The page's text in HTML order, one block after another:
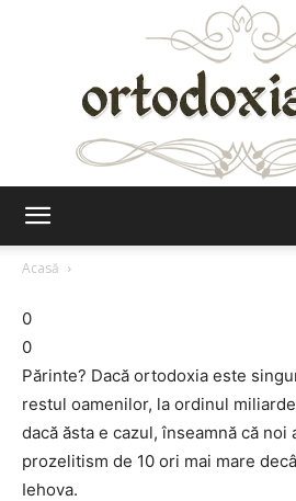
Acasă
0
0
Părinte? Dacă ortodoxia este
restul oamenilor, la ordinul
dacă ăsta e cazul, înseamnă că noi
prozelitism de 10 ori mai mare
Iehova.